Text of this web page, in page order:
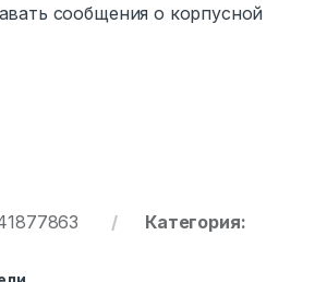
сообщения о корпусной
Категория: